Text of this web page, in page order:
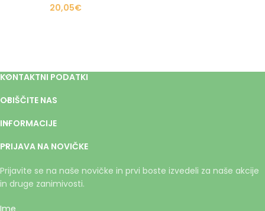
20,05€
KONTAKTNI PODATKI
OBIŠČITE NAS
INFORMACIJE
PRIJAVA NA NOVIČKE
Prijavite se na naše novičke in prvi boste izvedeli za naše akcije
in druge zanimivosti.
Ime